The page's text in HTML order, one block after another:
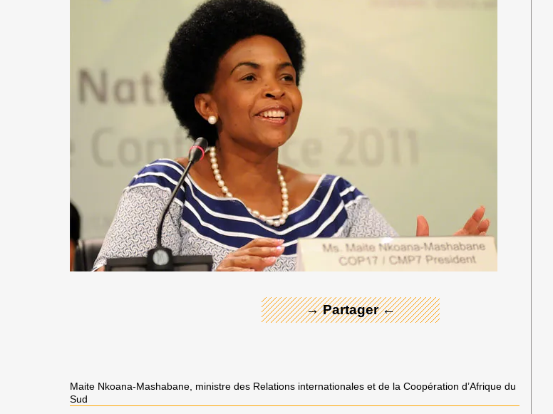
→ Partager ←
← Merci ! →
Maite Nkoana-Mashabane, ministre des Relations internationales et de la Coopération d’Afrique du
Sud